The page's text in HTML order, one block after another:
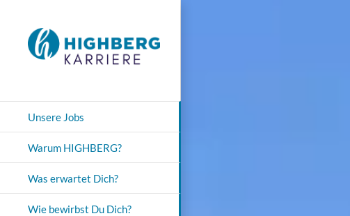
springen
Unsere Jobs
Warum HIGHBERG?
Was erwartet Dich?
Wie bewirbst Du Dich?